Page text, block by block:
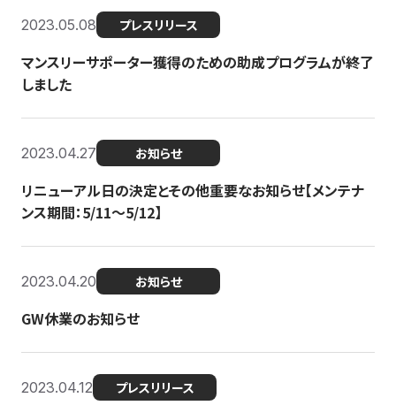
2023.05.08 プレスリリース
マンスリーサポーター獲得のための助成プログラムが終了
しました
2023.04.27 お知らせ
リニューアル日の決定とその他重要なお知らせ【メンテナ
ンス期間：5/11～5/12】
2023.04.20 お知らせ
GW休業のお知らせ
2023.04.12 プレスリリース